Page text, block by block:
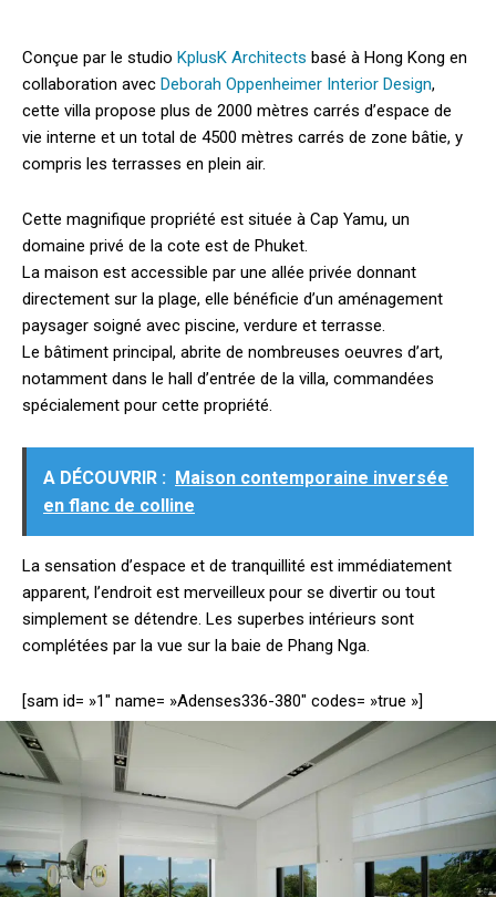
Conçue par le studio KplusK Architects basé à Hong Kong en
collaboration avec Deborah Oppenheimer Interior Design,
cette villa propose plus de 2000 mètres carrés d’espace de
vie interne et un total de 4500 mètres carrés de zone bâtie, y
compris les terrasses en plein air.
Cette magnifique propriété est située à Cap Yamu, un
domaine privé de la cote est de Phuket.
La maison est accessible par une allée privée donnant
directement sur la plage, elle bénéficie d’un aménagement
paysager soigné avec piscine, verdure et terrasse.
Le bâtiment principal, abrite de nombreuses oeuvres d’art,
notamment dans le hall d’entrée de la villa, commandées
spécialement pour cette propriété.
A DÉCOUVRIR :
Maison contemporaine inversée
en flanc de colline
La sensation d’espace et de tranquillité est immédiatement
apparent, l’endroit est merveilleux pour se divertir ou tout
simplement se détendre. Les superbes intérieurs sont
complétées par la vue sur la baie de Phang Nga.
[sam id= »1″ name= »Adenses336-380″ codes= »true »]